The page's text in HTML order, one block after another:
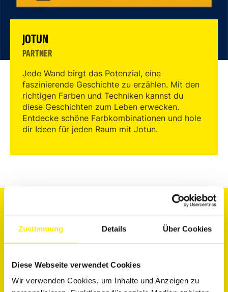
Zustimmung Details Über Cookies
Diese Webseite verwendet Cookies
Wir verwenden Cookies, um Inhalte und Anzeigen zu
JOTUN
PARTNER
Jede Wand birgt das Potenzial, eine
faszinierende Geschichte zu erzählen. Mit den
richtigen Farben und Techniken kannst du
diese Geschichten zum Leben erwecken.
Entdecke schöne Farbkombinationen und hole
dir Ideen für jeden Raum mit Jotun.
KONTAKTINFORMATIONEN